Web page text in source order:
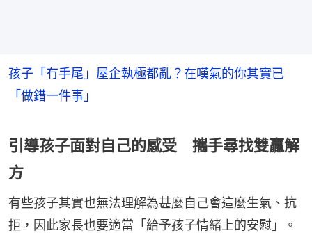
孩子「冇手尾」屋企執極都亂？在嘆氣的你其實已
「做錯一件事」
引導孩子面對自己的感受 攜手尋找雙贏解
方
有些孩子其實也無法理解為甚麼自己會這麼生氣、抗
拒，因此家長也要適當「給予孩子情緒上的安慰」。